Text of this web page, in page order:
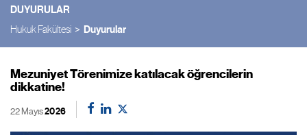
DUYURULAR
Hukuk Fakültesi Duyurular
Mezuniyet Törenimize katılacak öğrencilerin
dikkatine!
22 Mayıs2026